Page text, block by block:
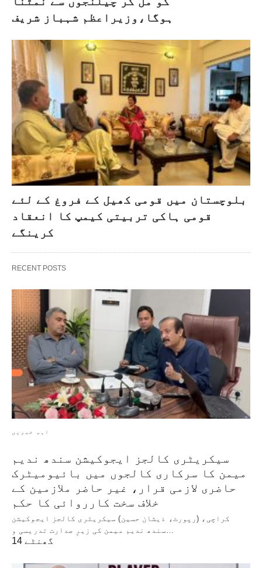
ہوگا،وزیراعظم شہباز شریف
بلوچستان میں قومی کھیل کے فروغ کے لئے
قومی ہاکی تربیتی کیمپ کا انعقاد
کرینگے
RECENT POSTS
اہم خبریں
سیکریٹری کالجز ایجوکیشن سندھ ندیم
میمن کا سرکاری کالجوں میں بائیومیٹرک
حاضری لازمی قرار، غیر حاضر ملازمین کے
خلاف سخت کارروائی کا حکم
کراچی، (رپورٹ، ذیشان حسین) سیکریٹری کالجز ایجوکیشن
سندھ ندیم میمن کی زیرِ صدارت تدریسی و…
14 گھنٹے